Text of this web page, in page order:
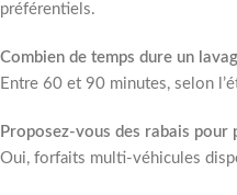
préférentiels.
Combien de temps dure un
Entre 60 et 90 minutes, selon
Proposez-vous des rabais pour
Oui, forfaits multi-véhicules